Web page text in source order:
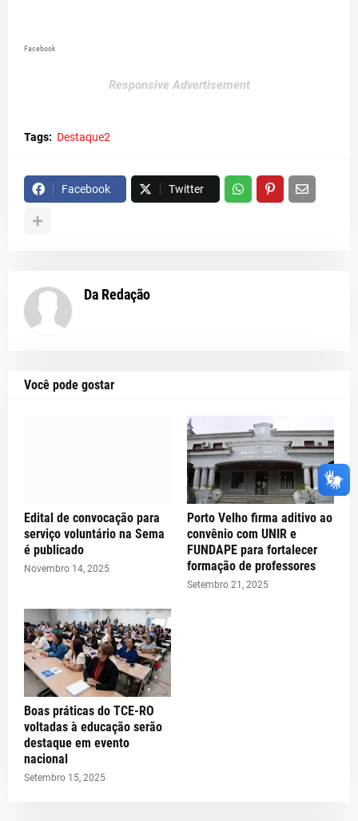
Facebook
Responsive Advertisement
Tags: Destaque2
Facebook Twitter
Da Redação
Você pode gostar
Edital de convocação para
serviço voluntário na Sema
é publicado
Novembro 14, 2025
Porto Velho firma aditivo ao
convênio com UNIR e
FUNDAPE para fortalecer
formação de professores
Setembro 21, 2025
Boas práticas do TCE-RO
voltadas à educação serão
destaque em evento
nacional
Setembro 15, 2025